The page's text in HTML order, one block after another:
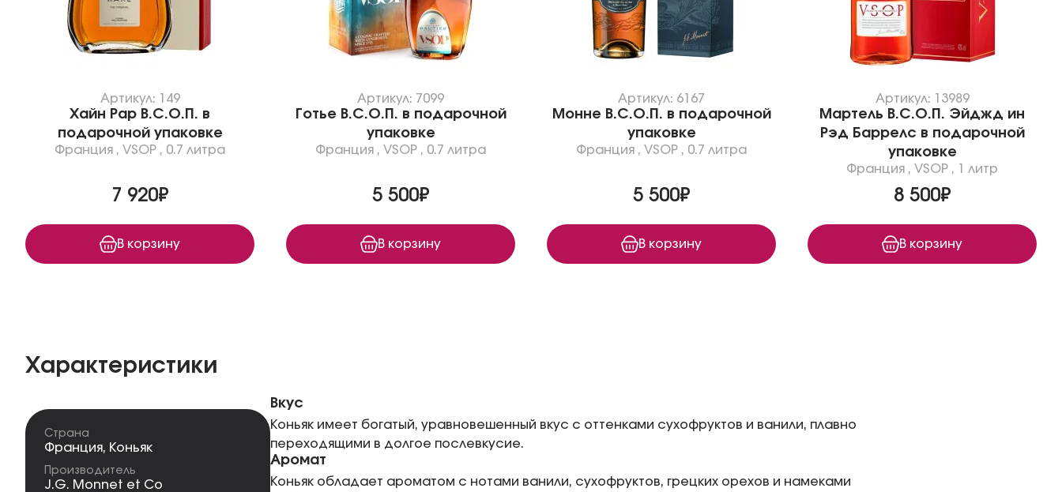
Артикул: 149
Хайн Рар В.С.О.П. в
подарочной упаковке
Франция , VSOP , 0.7 литра
7 920₽
В корзину
Артикул: 7099
Готье В.С.О.П. в подарочной
упаковке
Франция , VSOP , 0.7 литра
5 500₽
В корзину
Артикул: 6167
Монне В.С.О.П. в подарочной
упаковке
Франция , VSOP , 0.7 литра
5 500₽
В корзину
Артикул: 13989
Мартель В.С.О.П. Эйджд ин
Рэд Баррелс в подарочной
упаковке
Франция , VSOP , 1 литр
8 500₽
В корзину
Характеристики
Страна
Франция, Коньяк
Производитель
J.G. Monnet et Co
Вкус
Коньяк имеет богатый, уравновешенный вкус с оттенками сухофруктов и ванили, плавно
переходящими в долгое послевкусие.
Аромат
Коньяк обладает ароматом с нотами ванили, сухофруктов, грецких орехов и намеками